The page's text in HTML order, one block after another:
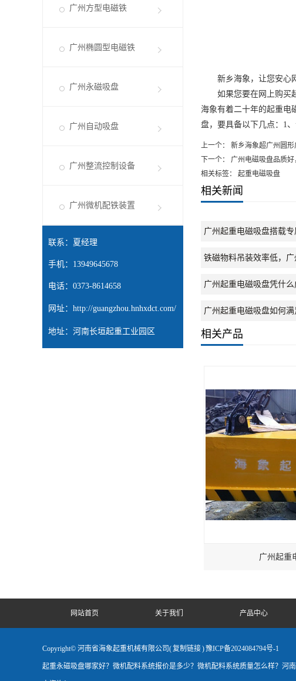
广州方型电磁铁
广州椭圆型电磁铁
广州永磁吸盘
广州自动吸盘
广州整流控制设备
广州微机配铁装置
联系：夏经理
手机：13949645678
电话：0373-8614658
网址： http://guangzhou.hnhxdct.com/
地址：河南长垣起重工业园区
新乡海象，让您安心
如果您要在网上购买起
海象有着二十年的起重电
盘，要具备以下几点： 1
上一个：
新乡海象超广州圆
下一个：
广州电磁吸盘品质
相关标签： 起重电磁吸盘
相关新闻
广州起重电磁吸盘搭载
铁磁物料吊装效率低，
广州起重电磁吸盘凭什
广州起重电磁吸盘如何
相关产品
广州起重
网站首页 关于我们 产品中心
Copyright© 河南省海象起重机械有限公司(复制链接)豫ICP备2024084794号-1
起重永磁吸盘哪家好？微机配料系统报价是多少？微机配料系统质量怎么样？